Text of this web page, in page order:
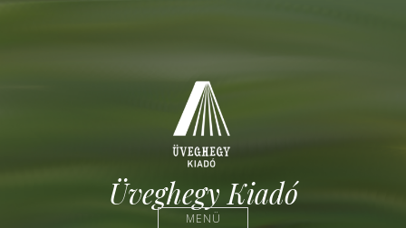
Üveghegy Kiadó
MENÜ